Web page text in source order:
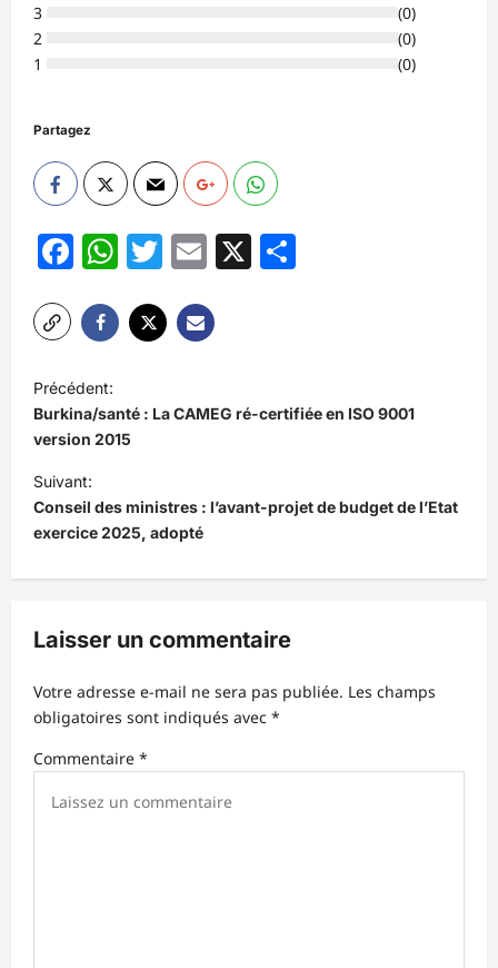
3
(0)
2
(0)
1
(0)
Partagez
Facebook
WhatsApp
Twitter
Email
X
a
v
i
g
a
t
o
n
d
’
Précédent:
Burkina/santé : La CAMEG ré-certifiée en ISO 9001
version 2015
Suivant:
Conseil des ministres : l’avant-projet de budget de l’Etat
exercice 2025, adopté
Laisser un commentaire
Votre adresse e-mail ne sera pas publiée. Les champs
obligatoires sont indiqués avec *
Commentaire *